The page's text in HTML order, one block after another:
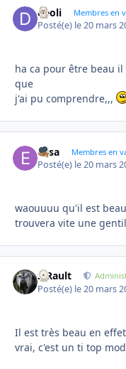
deoli Membres en
Posté(e) le 20 mars
ha ca pour être beau
que
j'ai pu comprendre,,,
Elisa Membres en
Posté(e) le 20 mars
waouuuu qu'il est
trouvera vite une
S.Rault
Posté(e) le 20 mars
Il est très beau en
vrai, c'est un ti top